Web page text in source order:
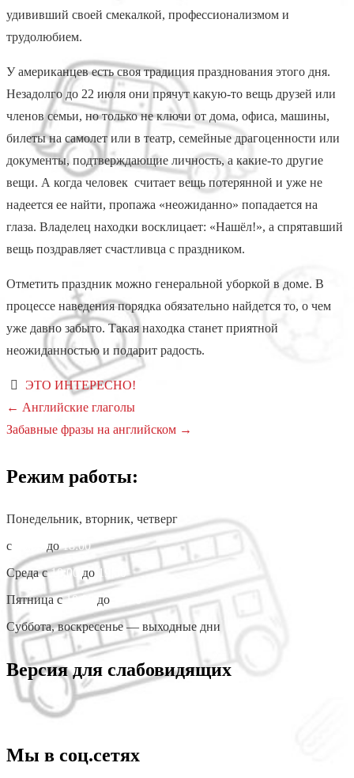
удививший своей смекалкой, профессионализмом и
трудолюбием.
У американцев есть своя традиция празднования этого дня.
Незадолго до 22 июля они прячут какую-то вещь друзей или
членов семьи, но только не ключи от дома, офиса, машины,
билеты на самолет или в театр, семейные драгоценности или
документы, подтверждающие личность, а какие-то другие
вещи. А когда человек считает вещь потерянной и уже не
надеется ее найти, пропажа «неожиданно» попадается на
глаза. Владелец находки восклицает: «Нашёл!», а спрятавший
вещь поздравляет счастливца с праздником.
Отметить праздник можно генеральной уборкой в доме. В
процессе наведения порядка обязательно найдется то, о чем
уже давно забыто. Такая находка станет приятной
неожиданностью и подарит радость.
ЭТО ИНТЕРЕСНО!
Навигация
записям
← Английские глаголы
Забавные фразы на английском →
Режим работы:
Понедельник, вторник, четверг
с
до 18:00
Среда с10:00 до 19:00
Пятница с10:00 до
Суббота, воскресенье — выходные дни
Версия для слабовидящих
Мы в соц.сетях